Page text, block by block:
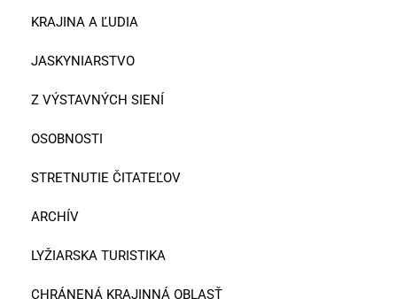
KRAJINA A ĽUDIA
JASKYNIARSTVO
Z VÝSTAVNÝCH SIENÍ
OSOBNOSTI
STRETNUTIE ČITATEĽOV
ARCHÍV
LYŽIARSKA TURISTIKA
CHRÁNENÁ KRAJINNÁ OBLASŤ